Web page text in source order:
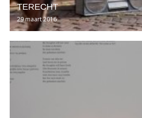
TERECHT
29 maart 2016